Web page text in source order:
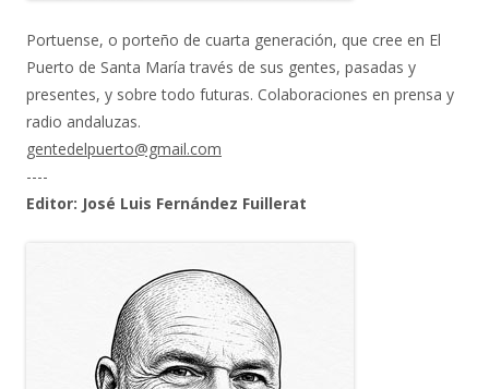
Portuense, o porteño de cuarta generación, que cree en El
Puerto de Santa María través de sus gentes, pasadas y
presentes, y sobre todo futuras. Colaboraciones en prensa y
radio andaluzas.
gentedelpuerto@gmail.com
----
Editor: José Luis Fernández Fuillerat